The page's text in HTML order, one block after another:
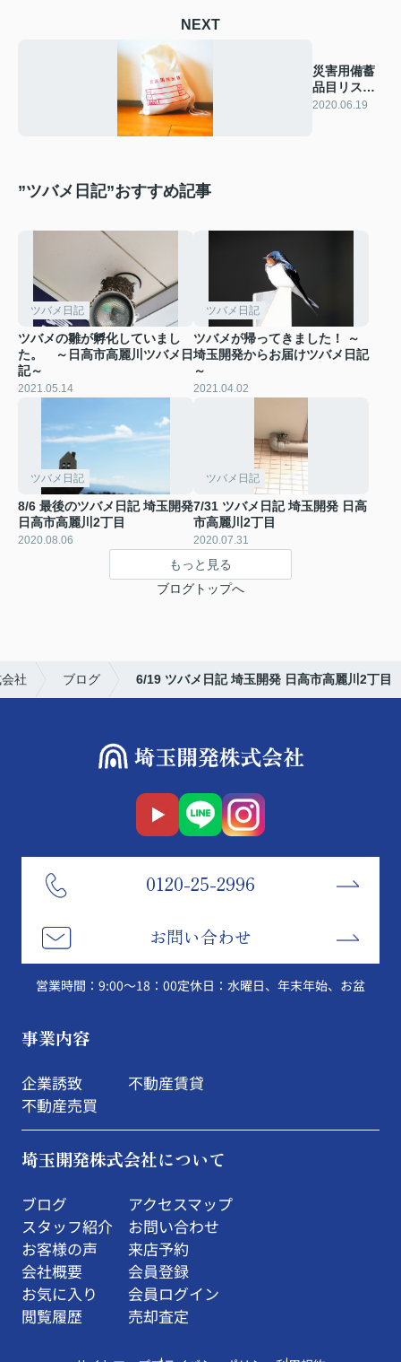
NEXT
災害用備蓄
品目リスト
②
2020.06.19
”ツバメ日記”おすすめ記事
ツバメ日記
ツバメの雛が孵化していまし
た。 ～日高市高麗川ツバメ日
記～
2021.05.14
ツバメ日記
ツバメが帰ってきました！ ～
埼玉開発からお届けツバメ日記
～
2021.04.02
ツバメ日記
8/6 最後のツバメ日記 埼玉開発
日高市高麗川2丁目
2020.08.06
ツバメ日記
7/31 ツバメ日記 埼玉開発 日高
市高麗川2丁目
2020.07.31
もっと見る
ブログトップへ
社 ブログ 6/19 ツバメ日記 埼玉開発 日高市高麗川2丁目
0120-25-2996
お問い合わせ
営業時間：9:00～18：00定休日：水曜日、年末年始、お盆
事業内容
企業誘致
不動産売買
不動産賃貸
埼玉開発株式会社について
ブログ
スタッフ紹介
お客様の声
会社概要
お気に入り
閲覧履歴
アクセスマップ
お問い合わせ
来店予約
会員登録
会員ログイン
売却査定